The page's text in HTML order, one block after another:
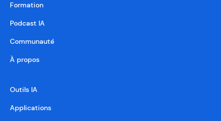
Formation
Podcast IA
Communauté
À propos
Outils IA
Applications